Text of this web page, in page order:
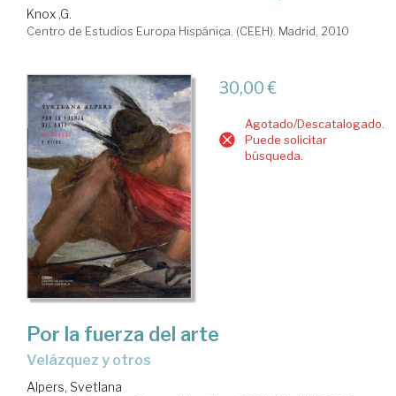
Knox ,G.
Centro de Estudios Europa Hispánica. (CEEH). Madrid, 2010
30,00 €
Agotado/Descatalogado.
Puede solicitar
búsqueda.
Por la fuerza del arte
Velázquez y otros
Alpers, Svetlana